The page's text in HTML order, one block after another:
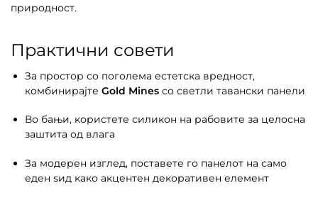
природност.
Практични совети
За простор со поголема естетска вредност,
комбинирајте Gold Mines со светли тавански панели
Во бањи, користете силикон на рабовите за целосна
заштита од влага
За модерен изглед, поставете го панелот на само
еден ѕид како акцентен декоративен елемент